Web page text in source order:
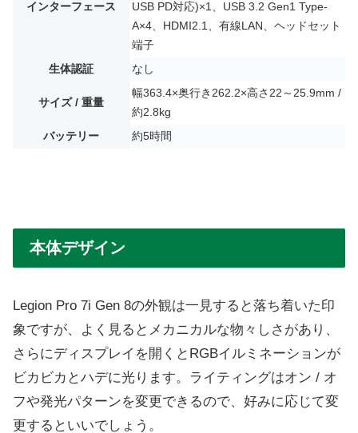
インターフェース
USB PD対応)×1、USB 3.2 Gen1 Type-
A×4、HDMI2.1、有線LAN、ヘッドセット
端子
生体認証
なし
サイズ / 重量
幅363.4×奥行き262.2×高さ22～25.9mm /
約2.8kg
バッテリー
約5時間
本体デザイン
Legion Pro 7i Gen 8の外観は一見すると落ち着いた印
象ですが、よく見るとメカニカルな物々しさがあり、
さらにディスプレイを開くとRGBイルミネーションが
ビカビカとハデに光ります。ライティングはオン / オ
フや発光パターンを変更できるので、好みに応じて変
更するといいでしょう。